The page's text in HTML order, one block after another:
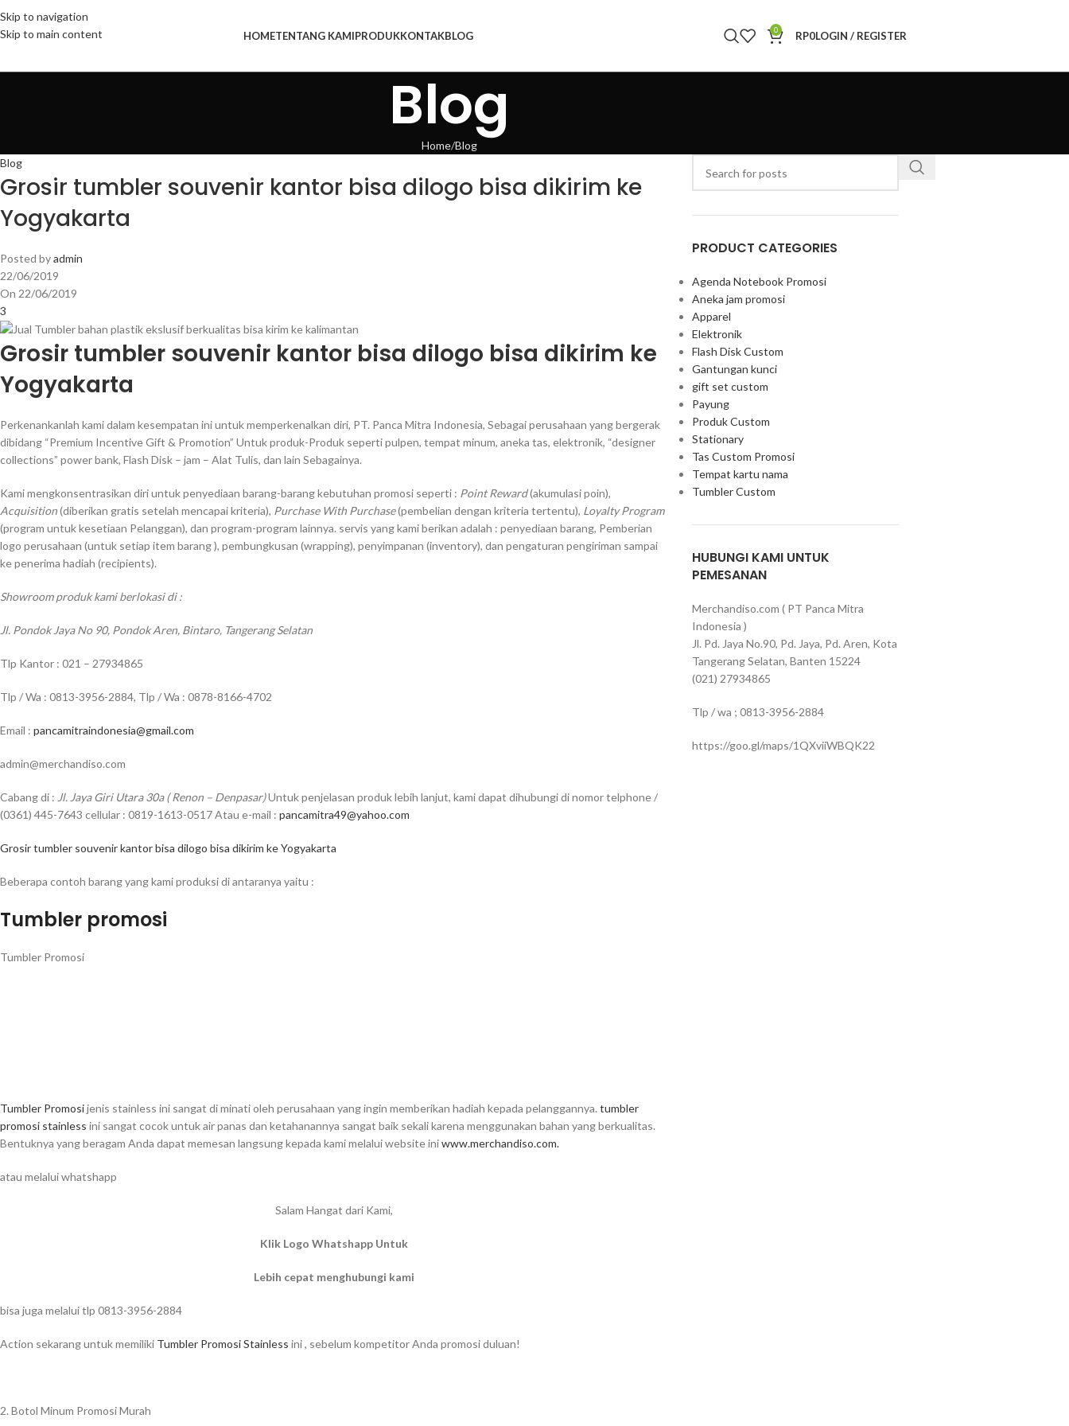
Skip to navigation
Skip to main content
HOMETENTANG KAMIPRODUKKONTAKBLOG 0 RP0LOGIN / REGISTER
Blog
Home Blog
Blog
Grosir tumbler souvenir kantor bisa dilogo bisa dikirim ke
Yogyakarta
Posted byadmin
22/06/2019
On 22/06/2019
3
Grosir tumbler souvenir kantor bisa dilogo bisa dikirim ke
Yogyakarta
Perkenankanlah kami dalam kesempatan ini untuk memperkenalkan diri, PT. Panca Mitra Indonesia, Sebagai perusahaan yang bergerak
dibidang “Premium Incentive Gift & Promotion” Untuk produk-Produk seperti pulpen, tempat minum, aneka tas, elektronik, “designer
collections” power bank, Flash Disk – jam – Alat Tulis, dan lain Sebagainya.
Kami mengkonsentrasikan diri untuk penyediaan barang-barang kebutuhan promosi seperti : Point Reward(akumulasi poin),
Acquisition(diberikan gratis setelah mencapai kriteria), Purchase With Purchase(pembelian dengan kriteria tertentu), Loyalty Program
(program untuk kesetiaan Pelanggan), dan program-program lainnya. servis yang kami berikan adalah : penyediaan barang, Pemberian
logo perusahaan (untuk setiap item barang ), pembungkusan (wrapping), penyimpanan (inventory), dan pengaturan pengiriman sampai
ke penerima hadiah (recipients).
Showroom produk kami berlokasi di :
Jl. Pondok Jaya No 90, Pondok Aren, Bintaro, Tangerang Selatan
Tlp Kantor : 021 – 27934865
Tlp / Wa : 0813-3956-2884, Tlp / Wa : 0878-8166-4702
Email : pancamitraindonesia@gmail.com
admin@merchandiso.com
Cabang di : Jl. Jaya Giri Utara 30a ( Renon – Denpasar)Untuk penjelasan produk lebih lanjut, kami dapat dihubungi di nomor telphone /
(0361) 445-7643 cellular : 0819-1613-0517 Atau e-mail : pancamitra49@yahoo.com
Grosir tumbler souvenir kantor bisa dilogo bisa dikirim ke Yogyakarta
Beberapa contoh barang yang kami produksi di antaranya yaitu :
Tumbler promosi
Tumbler Promosi
Tumbler Promosijenis stainless ini sangat di minati oleh perusahaan yang ingin memberikan hadiah kepada pelanggannya.tumbler
promosi stainless ini sangat cocok untuk air panas dan ketahanannya sangat baik sekali karena menggunakan bahan yang berkualitas.
Bentuknya yang beragam Anda dapat memesan langsung kepada kami melalui website iniwww.merchandiso.com.
atau melalui whatshapp
Salam Hangat dari Kami,
Klik Logo Whatshapp Untuk
Lebih cepat menghubungi kami
bisa juga melalui tlp 0813-3956-2884
Action sekarang untuk memiliki Tumbler Promosi Stainless ini , sebelum kompetitor Anda promosi duluan!
2. Botol Minum Promosi Murah
PRODUCT CATEGORIES
Agenda Notebook Promosi
Aneka jam promosi
Apparel
Elektronik
Flash Disk Custom
Gantungan kunci
gift set custom
Payung
Produk Custom
Stationary
Tas Custom Promosi
Tempat kartu nama
Tumbler Custom
HUBUNGI KAMI UNTUK
PEMESANAN
Merchandiso.com ( PT Panca Mitra
Indonesia )
Jl. Pd. Jaya No.90, Pd. Jaya, Pd. Aren, Kota
Tangerang Selatan, Banten 15224
(021) 27934865
Tlp / wa ; 0813-3956-2884
https://goo.gl/maps/1QXviiWBQK22